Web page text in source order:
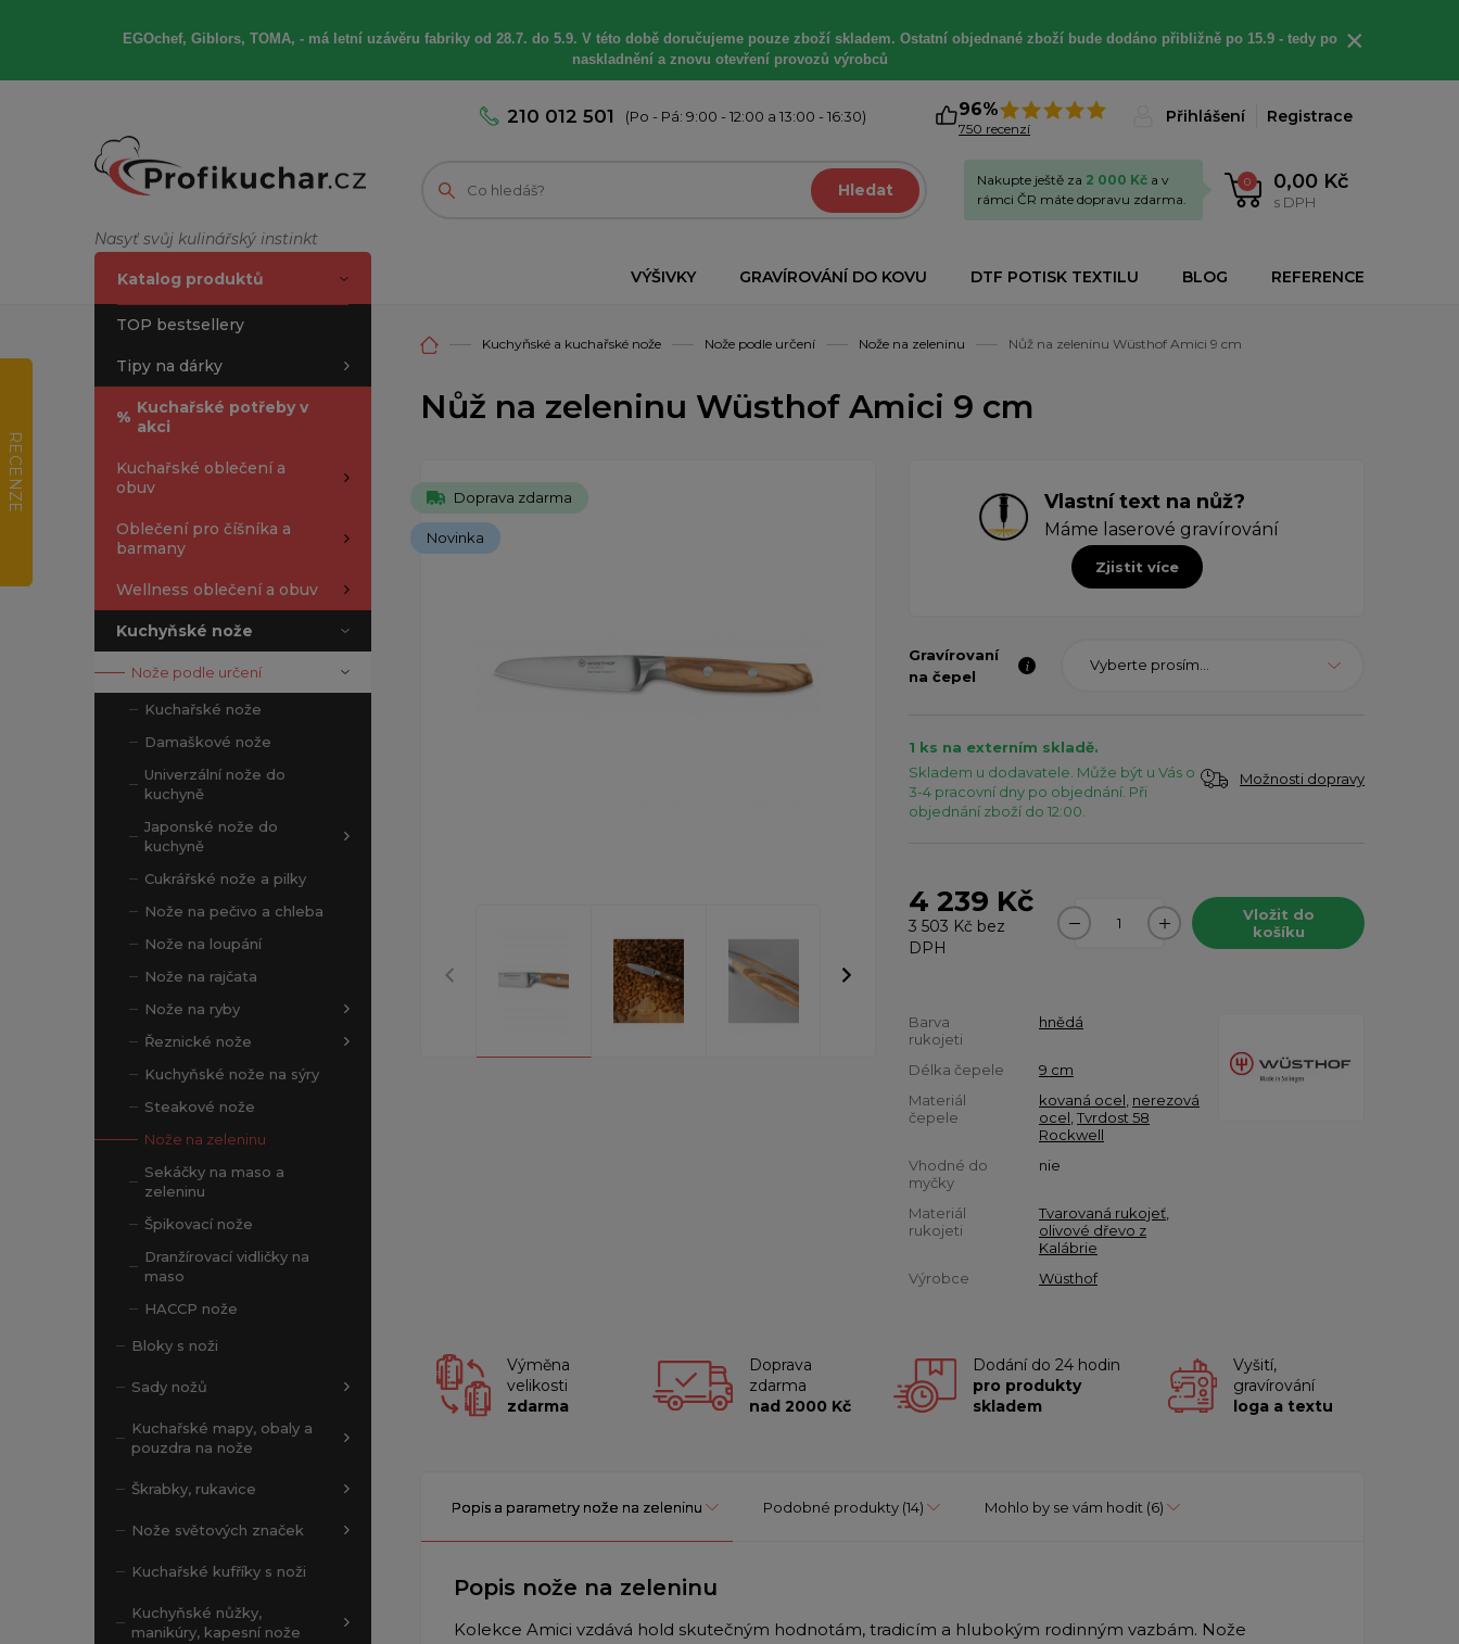
EGOchef, Giblors, TOMA, -má letní uzávěru fabriky od 28.7. do 5.9. V této době doručujeme pouze zboží skladem. Ostatní objednané zboží bude dodáno přibližně po 15.9 - tedy po
naskladnění a znovu otevření provozů výrobců
×
Nasyť svůj kulinářský instinkt
210 012 501 (Po - Pá: 9:00 - 12:00 a 13:00 - 16:30) 96%
750 recenzí
Přihlášení Registrace
Hledat 0 0,00 Kč
s DPH
Nakupte ještě za 2 000 Kč a v
rámci ČR máte dopravu zdarma.
VÝŠIVKY GRAVÍROVÁNÍ DO KOVU DTF POTISK TEXTILU BLOG REFERENCE
Katalog produktů
TOP bestsellery
Tipy na dárky
% Kuchařské potřeby v
akci
Kuchařské oblečení a
obuv
Oblečení pro číšníka a
barmany
Wellness oblečení a obuv
Kuchyňské nože
Nože podle určení
Kuchařské nože
Damaškové nože
Univerzální nože do
kuchyně
Japonské nože do
kuchyně
Cukrářské nože a pilky
Nože na pečivo a chleba
Nože na loupání
Nože na rajčata
Nože na ryby
Řeznické nože
Kuchyňské nože na sýry
Steakové nože
Nože na zeleninu
Sekáčky na maso a
zeleninu
Špikovací nože
Dranžírovací vidličky na
maso
HACCP nože
Bloky s noži
Sady nožů
Kuchařské mapy, obaly a
pouzdra na nože
Škrabky, rukavice
Nože světových značek
Kuchařské kufříky s noži
Kuchyňské nůžky,
manikúry, kapesní nože
Kuchyňské a kuchařské nože Nože podle určení Nože na zeleninu Nůž na zeleninu Wüsthof Amici 9 cm
Nůž na zeleninu Wüsthof Amici 9 cm
Doprava zdarma
Novinka
Vlastní text na nůž?
Máme laserové gravírování
Zjistit více
Gravírovaní
na čepel
Vyberte prosím...
1 ks na externím skladě.
Skladem u dodavatele. Může být u Vás o
3-4 pracovní dny po objednání. Při
objednání zboží do 12:00.
Možnosti dopravy
4 239 Kč
3 503 Kč bez
DPH
Vložit do
košíku
Barva
rukojeti
hnědá
Délka čepele
9 cm
Materiál
čepele
kovaná ocel nerezová
ocel Tvrdost 58
Rockwell
Vhodné do
myčky
nie
Materiál
rukojeti
Tvarovaná rukojeť
olivové dřevo z
Kalábrie
Výrobce
Wüsthof
Výměna
velikosti
zdarma
Doprava
zdarma
nad 2000 Kč
Dodání do 24 hodin
pro produkty
skladem
Vyšití,
gravírování
loga a textu
Popis a parametry nože na zeleninu Podobné produkty (14) Mohlo by se vám hodit (6)
Popis nože na zeleninu
Kolekce Amici vzdává hold skutečným hodnotám, tradicím a hlubokým rodinným vazbám. Nože
RECENZE